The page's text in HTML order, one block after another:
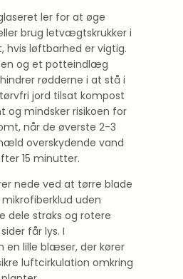
ler for at øge
brug letvægts­krukker i
hvis løftbarhed er vigtig.
og et potte­indlæg
rødderne i at stå i
jord tilsat kompost
og mindsker risikoen for
når de øverste 2-3
overskydende vand
15 minutter.
nede ved at tørre blade
uden
dele straks og rotere
får lys. I
en lille blæser, der kører
luftcirkulation omkring